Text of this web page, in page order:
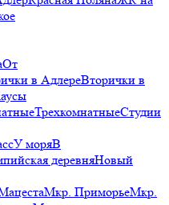
От
в АдлереВторички в
ТрехкомнатныеСтудии
У моряВ
деревняНовый
Мкр. ПриморьеМкр.